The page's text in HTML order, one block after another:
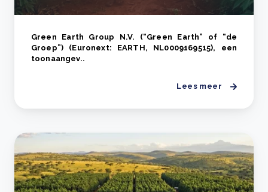
Green Earth Group N.V. (“Green Earth” of “de
Groep”) (Euronext: EARTH, NL0009169515), een
toonaangev..
Lees meer